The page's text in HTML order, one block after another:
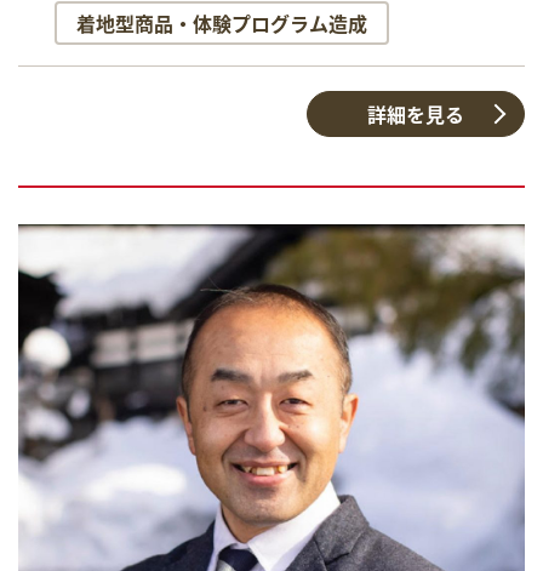
着地型商品・体験プログラム造成
詳細を見る